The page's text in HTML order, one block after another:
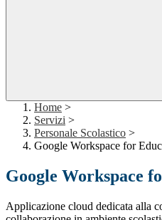
Home >
Servizi >
Personale Scolastico >
Google Workspace for
Google Workspace
Applicazione cloud dedicata alla